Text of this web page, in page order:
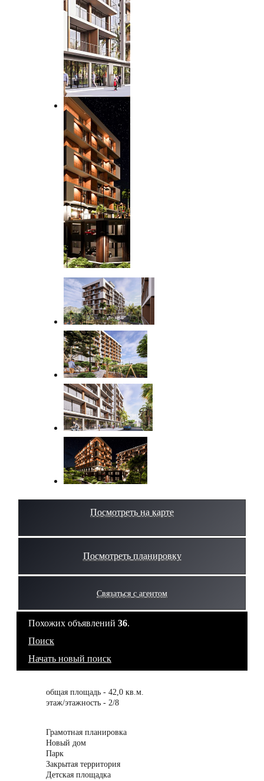
Посмотреть на карте
Посмотреть планировку
Связаться с агентом
Похожих объявлений 36.
Поиск
Начать новый поиск
общая площадь - 42,0 кв.м.
этаж/этажность - 2/8
Грамотная планировка
Новый дом
Парк
Закрытая территория
Детская площадка